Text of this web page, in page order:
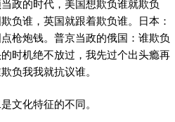
政的时代，美国想欺负谁就欺负
负谁，英国就跟着欺负谁。日本：
枪炮钱。普京当政的俄国：谁欺负
时机绝不放过，我先过个出头瘾再
负我我就抗议谁。
文化特征的不同。